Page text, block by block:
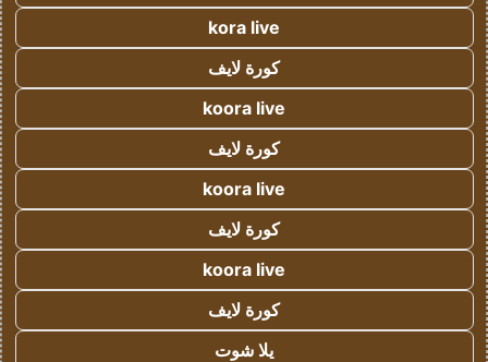
kora live
كورة لايف
koora live
كورة لايف
koora live
كورة لايف
koora live
كورة لايف
يلا شوت